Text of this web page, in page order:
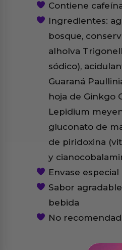
Contiene
Ingredientes:
bosque,
alholva
sódico),
Guaraná
hoja de Ginkgo
Lepidium
gluconato de
de piridoxina
y
Envase
Sabor
bebida
No